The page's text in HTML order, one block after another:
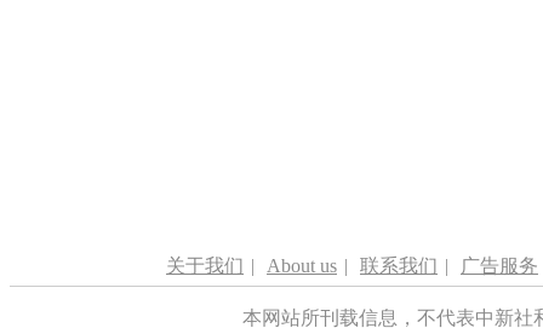
关于我们 | About us | 联系我们 | 广告服务
本网站所刊载信息，不代表中新